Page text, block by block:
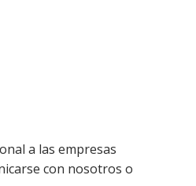
a las empresas
con nosotros o